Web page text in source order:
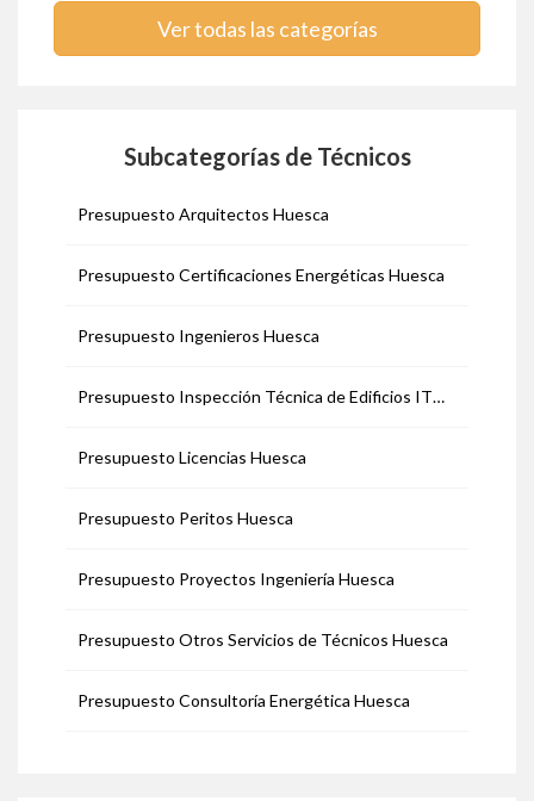
Ver todas las categorías
Subcategorías de Técnicos
Presupuesto Arquitectos Huesca
Presupuesto Certificaciones Energéticas Huesca
Presupuesto Ingenieros Huesca
Presupuesto Inspección Técnica de Edificios ITE Huesca
Presupuesto Licencias Huesca
Presupuesto Peritos Huesca
Presupuesto Proyectos Ingeniería Huesca
Presupuesto Otros Servicios de Técnicos Huesca
Presupuesto Consultoría Energética Huesca